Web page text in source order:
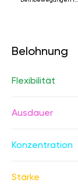
Belohnung
Flexibilität
Ausdauer
Konzentration
Stärke